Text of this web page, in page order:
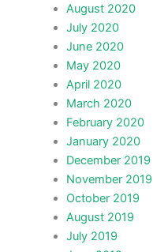
August 2020
July 2020
June 2020
May 2020
April 2020
March 2020
February 2020
January 2020
December 2019
November 2019
October 2019
August 2019
July 2019